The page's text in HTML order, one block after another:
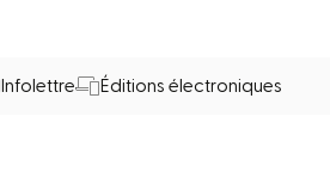
Infolettre Éditions électroniques